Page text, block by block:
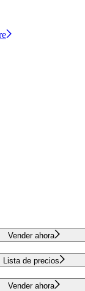
Vender ahora
Lista de precios
Vender ahora